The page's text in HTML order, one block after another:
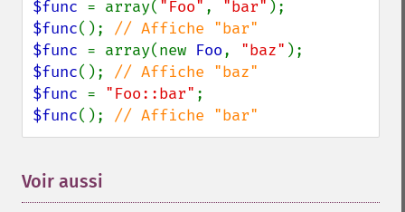
$func = array( "Foo" , "bar"
$func();
$func = array(new Foo, "baz"
$func();
$func = "Foo::bar"
$func(); // Affiche "bar"
Voir aussi